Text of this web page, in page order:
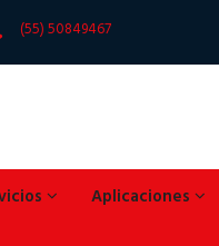
(55) 50849467
Aplicaciones